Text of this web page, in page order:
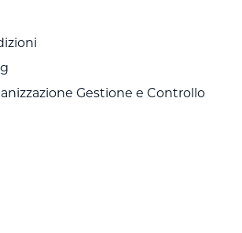
Gestione e Controllo